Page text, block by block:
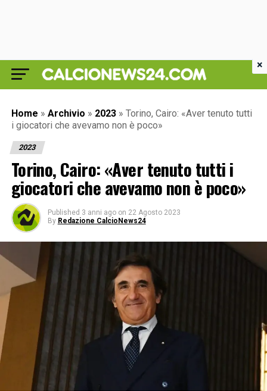
Home » Archivio » 2023 » Torino, Cairo: «Aver tenuto tutti
i giocatori che avevamo non è poco»
2023
Torino, Cairo: «Aver tenuto tutti i
giocatori che avevamo non è poco»
Published 3 anni ago on 22 Agosto 2023
By Redazione CalcioNews24
×